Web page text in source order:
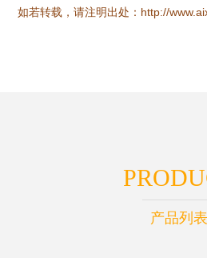
如若转载，请注明出处：http://
产品列表